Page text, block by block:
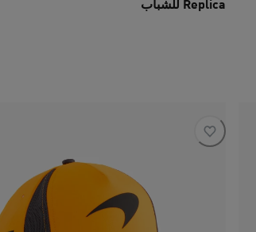
Replica للشباب